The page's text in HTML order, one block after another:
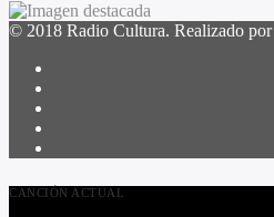
© 2018 Radio Cultura. Realizado por
CANCIÓN ACTUAL